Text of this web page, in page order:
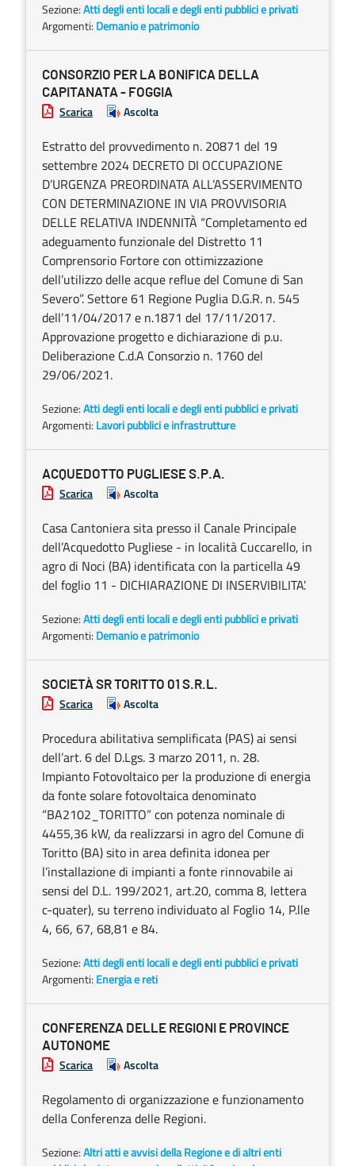
Sezione:Atti degli enti locali e degli enti pubblici e privati
Argomenti: Demanio e patrimonio
CONSORZIO PER LA BONIFICA DELLA
CAPITANATA - FOGGIA
Scarica Ascolta
Estratto del provvedimento n. 20871 del 19
settembre 2024 DECRETO DI OCCUPAZIONE
D’URGENZA PREORDINATA ALL’ASSERVIMENTO
CON DETERMINAZIONE IN VIA PROVVISORIA
DELLE RELATIVA INDENNITÀ “Completamento ed
adeguamento funzionale del Distretto 11
Comprensorio Fortore con ottimizzazione
dell’utilizzo delle acque reflue del Comune di San
Severo”. Settore 61 Regione Puglia D.G.R. n. 545
dell’11/04/2017 e n.1871 del 17/11/2017.
Approvazione progetto e dichiarazione di p.u.
Deliberazione C.d.A Consorzio n. 1760 del
29/06/2021.
Sezione:Atti degli enti locali e degli enti pubblici e privati
Argomenti: Lavori pubblici e infrastrutture
ACQUEDOTTO PUGLIESE S.P.A.
Scarica Ascolta
Casa Cantoniera sita presso il Canale Principale
dell’Acquedotto Pugliese - in località Cuccarello, in
agro di Noci (BA) identificata con la particella 49
del foglio 11 - DICHIARAZIONE DI INSERVIBILITA’.
Sezione:Atti degli enti locali e degli enti pubblici e privati
Argomenti: Demanio e patrimonio
SOCIETÀ SR TORITTO 01 S.R.L.
Scarica Ascolta
Procedura abilitativa semplificata (PAS) ai sensi
dell’art. 6 del D.Lgs. 3 marzo 2011, n. 28.
Impianto Fotovoltaico per la produzione di energia
da fonte solare fotovoltaica denominato
“BA2102_TORITTO” con potenza nominale di
4455,36 kW, da realizzarsi in agro del Comune di
Toritto (BA) sito in area definita idonea per
l’installazione di impianti a fonte rinnovabile ai
sensi del D.L. 199/2021, art.20, comma 8, lettera
c-quater), su terreno individuato al Foglio 14, P.lle
4, 66, 67, 68,81 e 84.
Sezione:Atti degli enti locali e degli enti pubblici e privati
Argomenti: Energia e reti
CONFERENZA DELLE REGIONI E PROVINCE
AUTONOME
Scarica Ascolta
Regolamento di organizzazione e funzionamento
della Conferenza delle Regioni.
Sezione:Altri atti e avvisi della Regione e di altri enti